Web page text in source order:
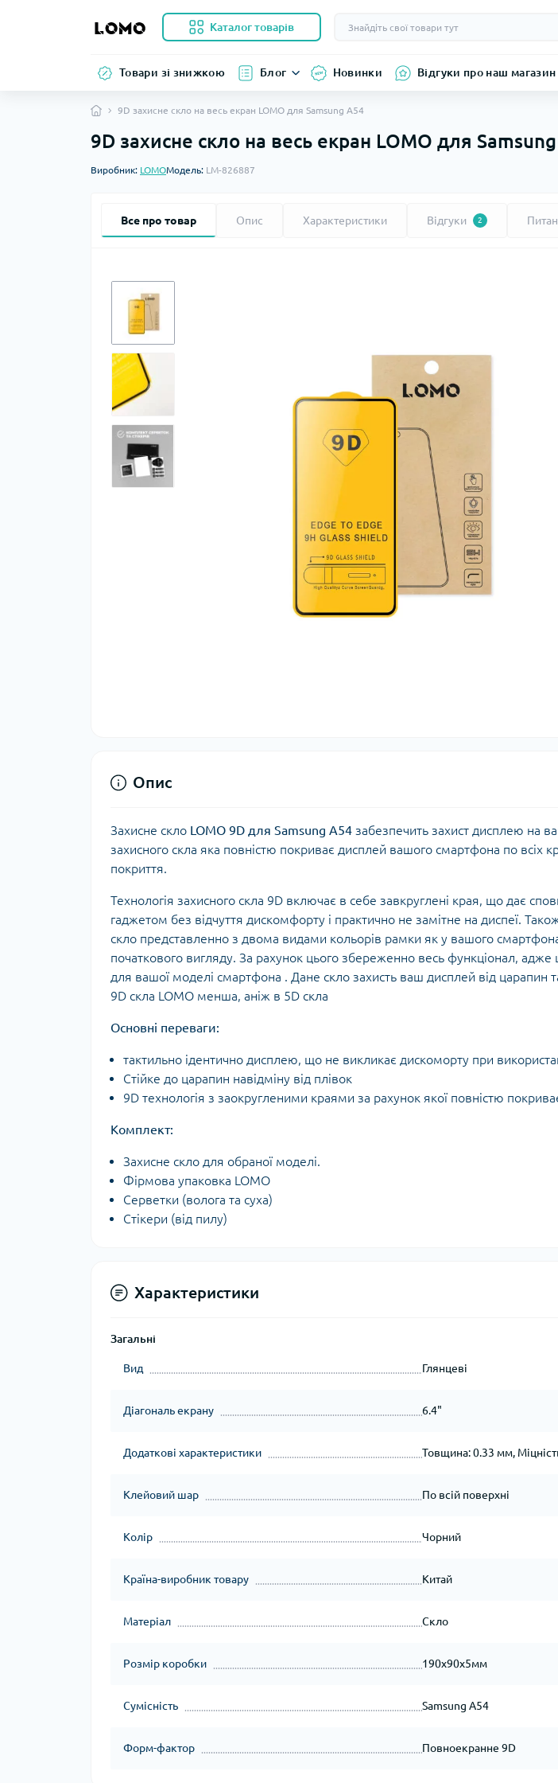
Каталог товарів
Товари зі знижкою Блог Новинки Відгуки про наш магазин
9D захисне скло на весь екран LOMO для Samsung A54
9D захисне скло на весь екран LOMO для
Виробник: LOMOМодель: LM-826887
Все про товар Опис Характеристики Відгуки 2
Опис
Захисне скло LOMO 9D для Samsung A54 забезпечить захист дисплею на
захисного скла яка повністю покриває дисплей вашого смартфона по всіх
покриття.
Технологія захисного скла 9D включає в себе завкруглені края, що дає
гаджетом без відчуття дискомфорту і практично не замітне на диспеї.
скло представленно з двома видами кольорів рамки як у вашого
початкового вигляду. За рахунок цього збереженно весь функціонал, адже
для вашої моделі смартфона . Дане скло захисть ваш дисплей від царапин
9D скла LOMO менша, аніж в 5D скла
Основні переваги:
тактильно ідентично дисплею, що не викликає дискоморту при
Стійке до царапин навідміну від плівок
9D технологія з заокругленими краями за рахунок якої повністю
Комплект:
Захисне скло для обраної моделі.
Фірмова упаковка LOMO
Серветки (волога та суха)
Стікери (від пилу)
Характеристики
Загальні
Вид Глянцеві
Діагональ екрану 6.4"
Додаткові характеристики Товщина: 0.33 мм,
Клейовий шар По всій поверхні
Колір Чорний
Країна-виробник товару Китай
Матеріал Скло
Розмір коробки 190x90x5мм
Сумісність Samsung A54
Форм-фактор Повноекранне 9D